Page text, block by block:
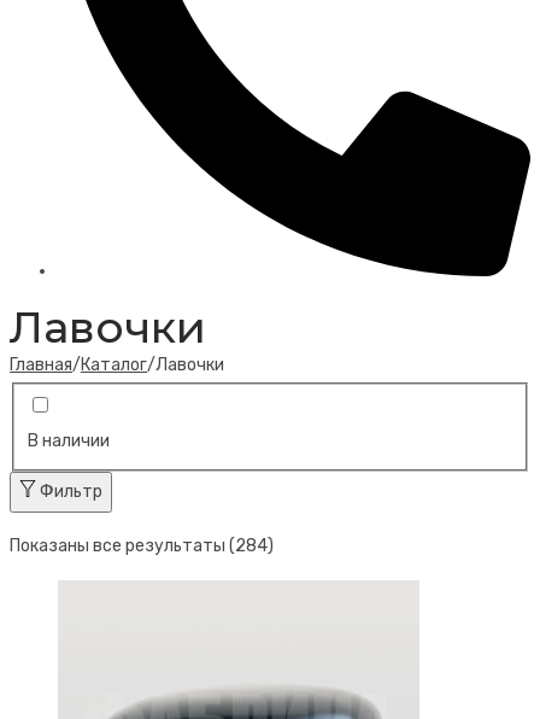
Лавочки
Главная/Каталог/Лавочки
В наличии
Фильтр
Показаны все результаты (284)